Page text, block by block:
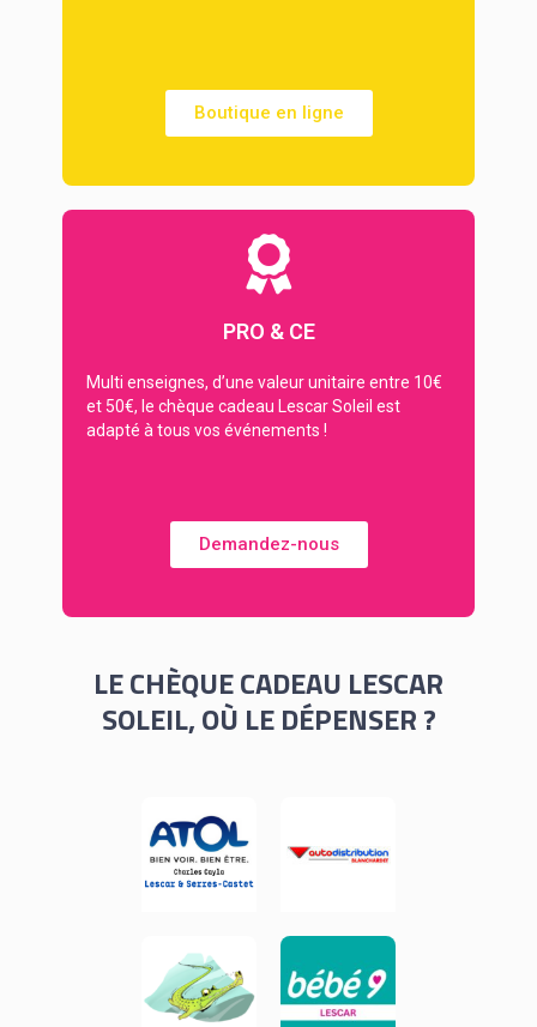
Boutique en ligne
PRO & CE
Multi enseignes, d’une valeur unitaire entre 10€
et 50€, le chèque cadeau Lescar Soleil est
adapté à tous vos événements !
Demandez-nous
LE CHÈQUE CADEAU LESCAR
SOLEIL, OÙ LE DÉPENSER ?